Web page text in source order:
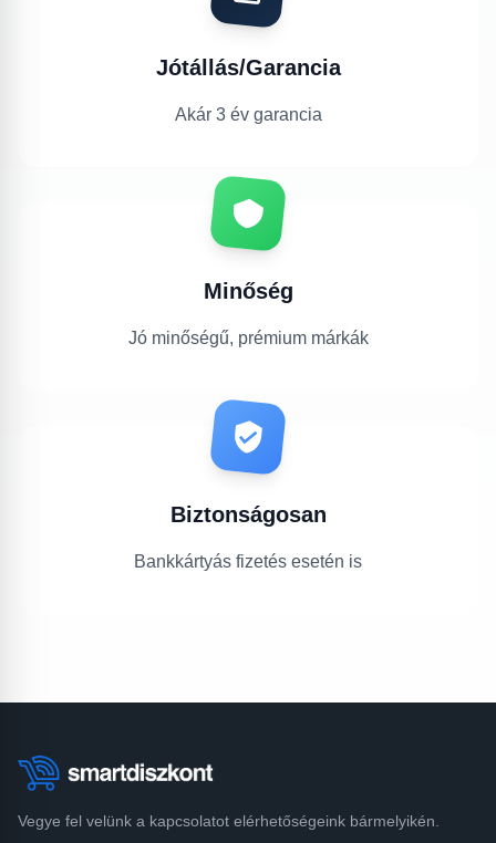
Jótállás/Garancia
Akár 3 év garancia
Minőség
Jó minőségű, prémium márkák
Biztonságosan
Bankkártyás fizetés esetén is
Vegye fel velünk a kapcsolatot elérhetőségeink bármelyikén.